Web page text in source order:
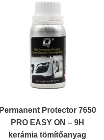
Permanent Protector 7650
PRO EASY ON – 9H
kerámia tömítőanyag